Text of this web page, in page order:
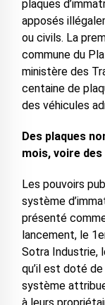
plaques
apposés
ou civils. La
commune du
ministère des
centaine de
des véhicules
Des plaques
mois, voire des
Les pouvoirs
système
présenté
lancement, le
Sotra Industrie,
qu’il est doté
système